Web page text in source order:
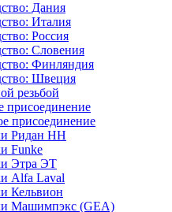
Дания
Италия
Россия
Словения
Финляндия
Швеция
резьбой
присоединение
присоединение
Ридан НН
Funke
Этра ЭТ
Alfa Laval
Кельвион
Машимпэкс (GEA)